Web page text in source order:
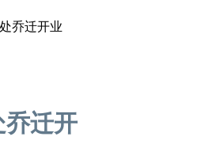
乔迁开业
乔迁开